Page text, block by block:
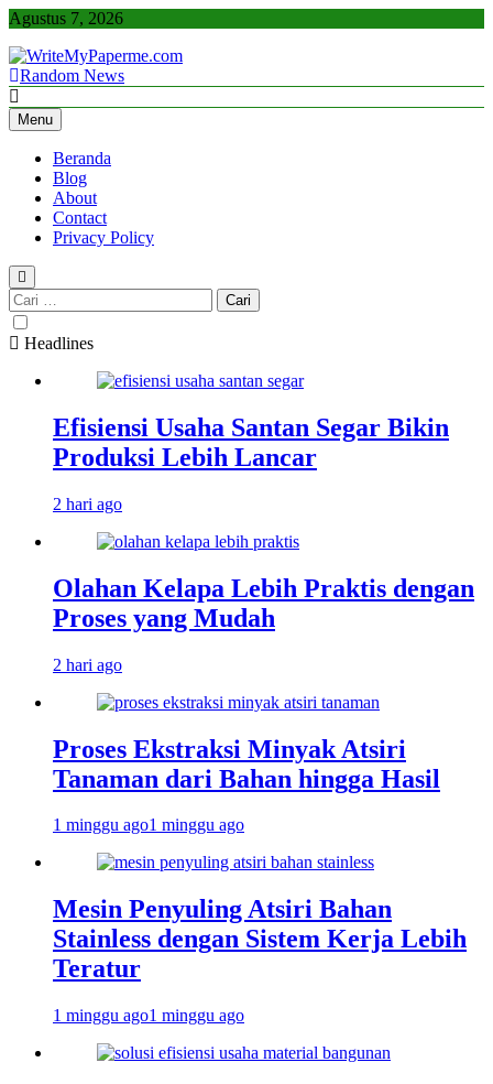
Skip
content
Agustus 7, 2026
WriteMyPaperme.com
Bisnis, Kuliner, Teknologi
Random News
Menu
Beranda
Blog
About
Contact
Privacy Policy
Cari
untuk:
Headlines
Efisiensi Usaha Santan Segar Bikin
Produksi Lebih Lancar
2 hari ago
Olahan Kelapa Lebih Praktis dengan
Proses yang Mudah
2 hari ago
Proses Ekstraksi Minyak Atsiri
Tanaman dari Bahan hingga Hasil
1 minggu ago1 minggu ago
Mesin Penyuling Atsiri Bahan
Stainless dengan Sistem Kerja Lebih
Teratur
1 minggu ago1 minggu ago